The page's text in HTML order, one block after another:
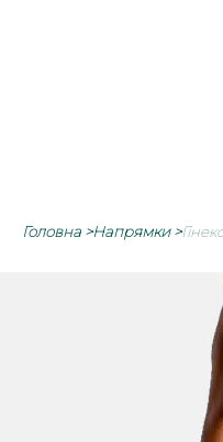
Головна >Напрямки>